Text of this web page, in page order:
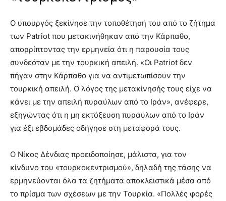
Ο υπουργός ξεκίνησε την τοποθέτησή του από το ζήτημα
των Patriot που μετακινήθηκαν από την Κάρπαθο,
απορρίπτοντας την ερμηνεία ότι η παρουσία τους
συνδεόταν με την τουρκική απειλή. «Οι Patriot δεν
πήγαν στην Κάρπαθο για να αντιμετωπίσουν την
τουρκική απειλή. Ο λόγος της μετακίνησής τους είχε να
κάνει με την απειλή πυραύλων από το Ιράν», ανέφερε,
εξηγώντας ότι η μη εκτόξευση πυραύλων από το Ιράν
για έξι εβδομάδες οδήγησε στη μεταφορά τους.
Ο Νίκος Δένδιας προειδοποίησε, μάλιστα, για τον
κίνδυνο του «τουρκοκεντρισμού», δηλαδή της τάσης να
ερμηνεύονται όλα τα ζητήματα αποκλειστικά μέσα από
το πρίσμα των σχέσεων με την Τουρκία. «Πολλές φορές